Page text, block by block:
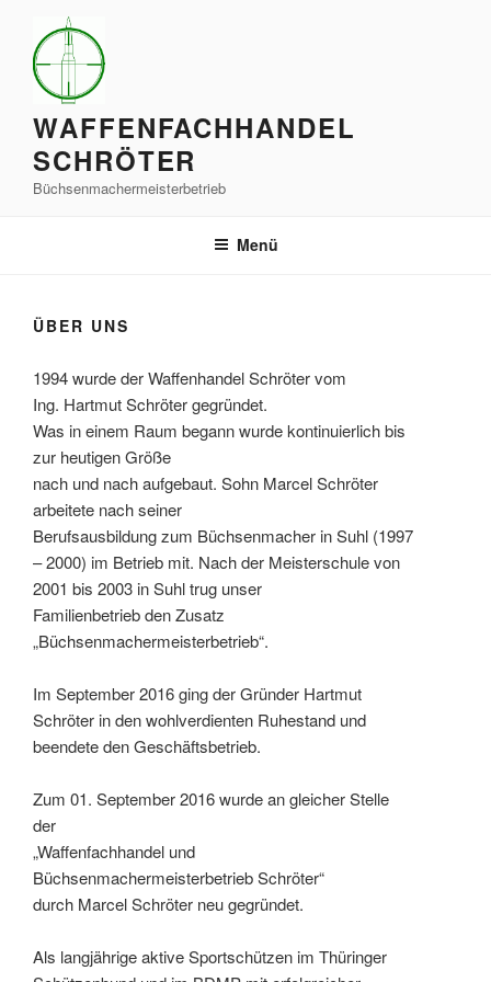
springen
WAFFENFACHHANDEL
SCHRÖTER
Büchsenmachermeisterbetrieb
Menü
ÜBER UNS
1994 wurde der Waffenhandel Schröter vom
Ing. Hartmut Schröter gegründet.
Was in einem Raum begann wurde kontinuierlich bis
zur heutigen Größe
nach und nach aufgebaut. Sohn Marcel Schröter
arbeitete nach seiner
Berufsausbildung zum Büchsenmacher in Suhl (1997
– 2000) im Betrieb mit. Nach der Meisterschule von
2001 bis 2003 in Suhl trug unser
Familienbetrieb den Zusatz
„Büchsenmachermeisterbetrieb“.
Im September 2016 ging der Gründer Hartmut
Schröter in den wohlverdienten Ruhestand und
beendete den Geschäftsbetrieb.
Zum 01. September 2016 wurde an gleicher Stelle
der
„Waffenfachhandel und
Büchsenmachermeisterbetrieb Schröter“
durch Marcel Schröter neu gegründet.
Als langjährige aktive Sportschützen im Thüringer